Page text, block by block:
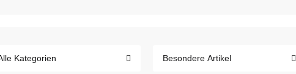
Kategorien Besondere Artikel